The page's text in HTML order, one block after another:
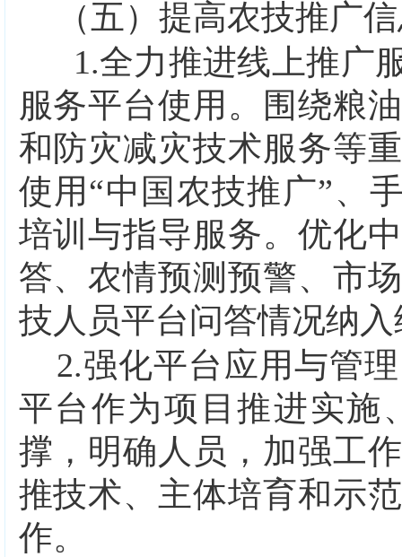
（五）提高农技推广
1.全力推进线上推广
服务平台使用。围绕粮
和防灾减灾技术服务等
使用 “中国农技推广”、
培训与指导服务。优化
答、农情预测预警、市
技人员平台问答情况纳
2.强化平台应用与管
平台作为项目推进实施
撑，明确人员，加强工
推技术、主体培育和示
作。